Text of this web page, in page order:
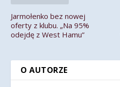
Jarmołenko bez nowej
oferty z klubu. „Na 95%
odejdę z West Hamu”
O AUTORZE